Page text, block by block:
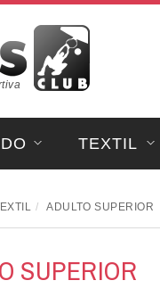
TEXTIL
ADULTO SUPERIOR
SUPERIOR